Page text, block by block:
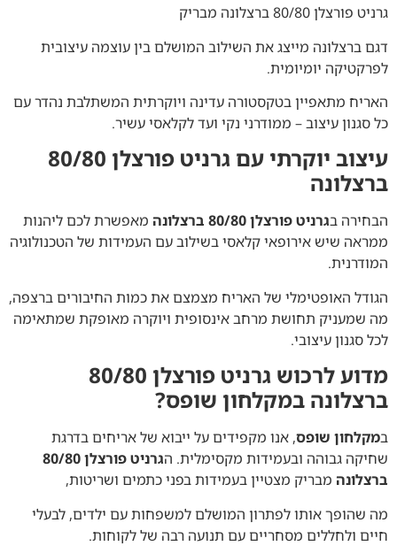
גרניט פורצלן 80/80 ברצלונה מבריק
דגם ברצלונה מייצג את השילוב המושלם בין עוצמה עיצובית
לפרקטיקה יומיומית.
האריח מתאפיין בטקסטורה עדינה ויוקרתית המשתלבת נהדר עם
כל סגנון עיצוב – ממודרני נקי ועד לקלאסי עשיר.
עיצוב יוקרתי עם גרניט פורצלן 80/80
ברצלונה
הבחירה בגרניט פורצלן 80/80 ברצלונה
מאפשרת לכם ליהנות
ממראה שיש אירופאי קלאסי בשילוב עם העמידות של הטכנולוגיה
המודרנית.
הגודל האופטימלי של האריח מצמצם את כמות החיבורים ברצפה,
מה שמעניק תחושת מרחב אינסופית ויוקרה מאופקת שמתאימה
לכל סגנון עיצובי.
מדוע לרכוש גרניט פורצלן 80/80
ברצלונה במקלחון שופס?
במקלחון שופס, אנו מקפידים על ייבוא של אריחים בדרגת
שחיקה גבוהה ובעמידות מקסימלית. ה
גרניט פורצלן 80/80
ברצלונה מבריק מצטיין בעמידות בפני כתמים ושריטות,
מה שהופך אותו לפתרון המושלם למשפחות עם ילדים, לבעלי
חיים ולחללים מסחריים עם תנועה רבה של לקוחות.